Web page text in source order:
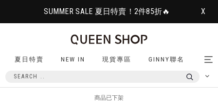
SUMMER SALE 夏日特賣！2件85折🔥 X
夏日特賣 NEW IN 現貨專區 GINNY聯名
商品已下架